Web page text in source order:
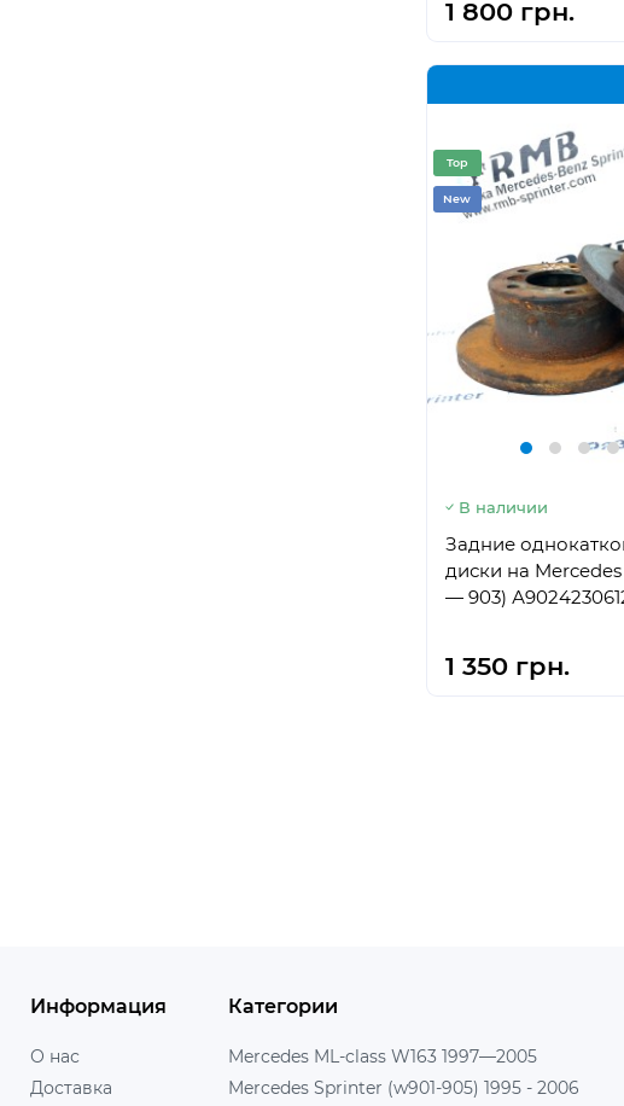
1 800 грн.
Top
New
В наличии
Задние
диски на Mercedes Sprinter (w 902
— 903)
1 350 грн.
Информация
О нас
Доставка
Категории
Mercedes ML-class W163 1997—2005
Mercedes Sprinter (w901-905) 1995 - 2006